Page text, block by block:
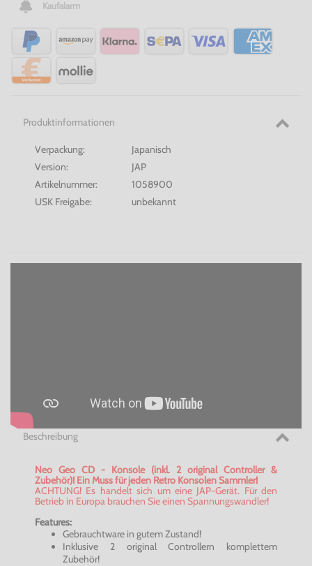
Kaufalarm
Produktinformationen
Verpackung:
Japanisch
Version:
JAP
Artikelnummer:
1058900
USK Freigabe:
unbekannt
Beschreibung
Neo Geo CD - Konsole (inkl. 2 original Controller &
Zubehör)! Ein Muss für jeden Retro Konsolen Sammler!
ACHTUNG! Es handelt sich um eine JAP-Gerät. Für den
Betrieb in Europa brauchen Sie einen Spannungswandler!
Features:
Gebrauchtware in gutem Zustand!
Inklusive 2 original Controllern komplettem
Zubehör!